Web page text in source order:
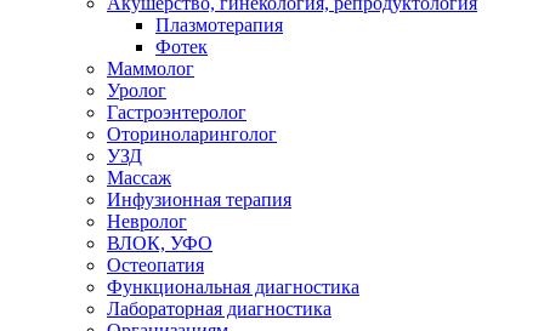
Плазмотерапия
Фотек
Маммолог
Уролог
Гастроэнтеролог
Оториноларинголог
УЗД
Массаж
Инфузионная терапия
Невролог
ВЛОК, УФО
Остеопатия
Функциональная диагностика
Лабораторная диагностика